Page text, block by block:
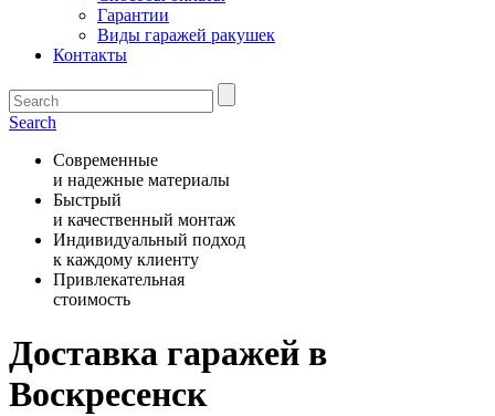
Гарантии
Виды гаражей ракушек
Контакты
Search
Современные
и надежные материалы
Быстрый
и качественный монтаж
Индивидуальный подход
к каждому клиенту
Привлекательная
стоимость
Доставка гаражей в
Воскресенск